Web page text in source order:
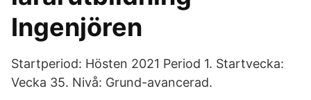
Ingenjören
Startperiod: Hösten 2021 Period 1. Startvecka:
Vecka 35. Nivå: Grund-avancerad.